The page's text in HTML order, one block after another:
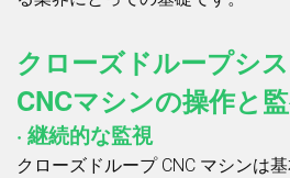
クローズドループシ
CNCマシンの操作と
· 継続的な監視
クローズドループ CNC マシンは